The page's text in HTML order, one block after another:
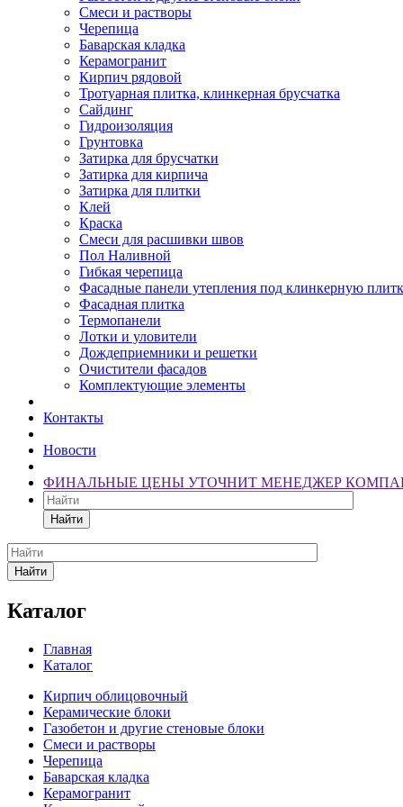
Смеси и растворы
Черепица
Баварская кладка
Керамогранит
Кирпич рядовой
Тротуарная плитка, клинкерная брусчатка
Сайдинг
Гидроизоляция
Грунтовка
Затирка для брусчатки
Затирка для кирпича
Затирка для плитки
Клей
Краска
Смеси для расшивки швов
Пол Наливной
Гибкая черепица
Фасадные панели утепления под клинкерную
Фасадная плитка
Термопанели
Лотки и уловители
Дождеприемники и решетки
Очистители фасадов
Комплектующие элементы
Контакты
Новости
ФИНАЛЬНЫЕ ЦЕНЫ УТОЧНИТ МЕНЕДЖЕР
Найти
Найти
Каталог
Главная
Каталог
Кирпич облицовочный
Керамические блоки
Газобетон и другие стеновые блоки
Смеси и растворы
Черепица
Баварская кладка
Керамогранит